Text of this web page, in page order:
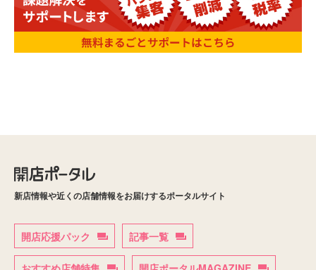
新店情報や近くの店舗情報をお届けするポータルサイト
開店応援パック 記事一覧